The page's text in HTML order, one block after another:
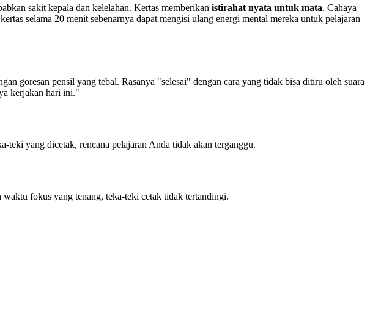
sakit kepala dan kelelahan. Kertas memberikan istirahat nyata untuk mata. Cahaya
selama 20 menit sebenarnya dapat mengisi ulang energi mental mereka untuk pelajaran
goresan pensil yang tebal. Rasanya "selesai" dengan cara yang tidak bisa ditiru oleh suara
kerjakan hari ini."
yang dicetak, rencana pelajaran Anda tidak akan terganggu.
fokus yang tenang, teka-teki cetak tidak tertandingi.